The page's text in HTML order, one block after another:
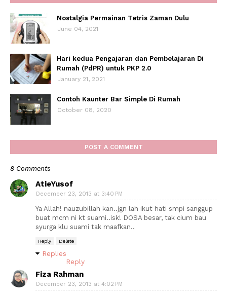
Nostalgia Permainan Tetris Zaman Dulu
June 04, 2021
Hari kedua Pengajaran dan Pembelajaran Di
Rumah (PdPR) untuk PKP 2.0
January 21, 2021
Contoh Kaunter Bar Simple Di Rumah
October 08, 2020
POST A COMMENT
8 Comments
AtieYusof
December 23, 2013 at 3:40 PM
Ya Allah! nauzubillah kan..jgn lah ikut hati smpi sanggup
buat mcm ni kt suami..isk! DOSA besar, tak cium bau
syurga klu suami tak maafkan..
Reply Delete
Replies
Reply
Fiza Rahman
December 23, 2013 at 4:02 PM